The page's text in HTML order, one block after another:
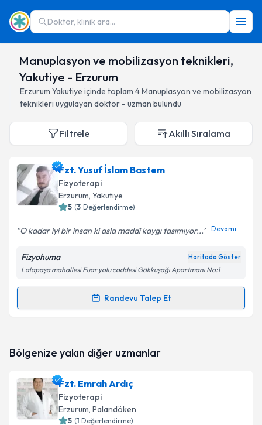
Doktor, klinik ara...
Manuplasyon ve mobilizasyon teknikleri,
Yakutiye - Erzurum
Erzurum Yakutiye içinde toplam 4Manuplasyon ve mobilizasyon
teknikleri uygulayan doktor - uzman bulundu
Filtrele Akıllı Sıralama
Fzt. Yusuf İslam Bastem
Fizyoterapi
Erzurum, Yakutiye
5 (3 Değerlendirme)
O kadar iyi bir insan ki asla maddi kaygı tasımıyor... Devamı
Fizyohuma Haritada Göster
Lalapaşa mahallesi Fuar yolu caddesi Gökkuşağı Apartmanı No:1
Randevu Talep Et
Randevu Takvimi Talebi
oluşturun. Size bu uzmandan randevu almanız için bir
E-posta Adresiniz
Bölgenize yakın diğer uzmanlar
Fzt. Emrah Ardıç
Fizyoterapi
Erzurum, Palandöken
5 (1 Değerlendirme)